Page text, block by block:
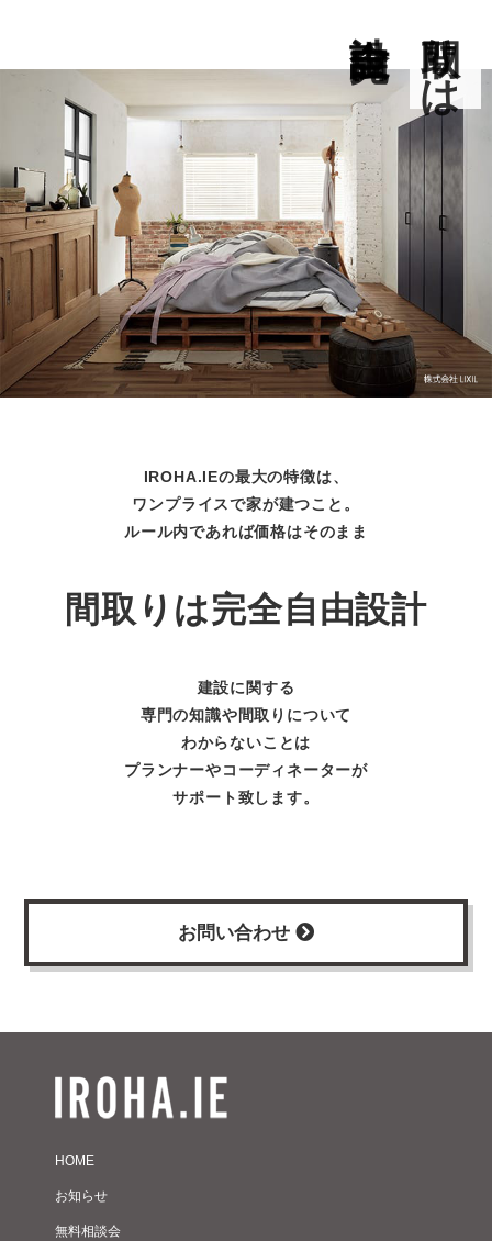
間取りは
IROHA.IEの最大の特徴は、
ワンプライスで家が建つこと。
ルール内であれば価格はそのまま
間取りは完全自由設計
建設に関する
専門の知識や間取りについて
わからないことは
プランナーやコーディネーターが
サポート致します。
お問い合わせ
HOME
お知らせ
無料相談会